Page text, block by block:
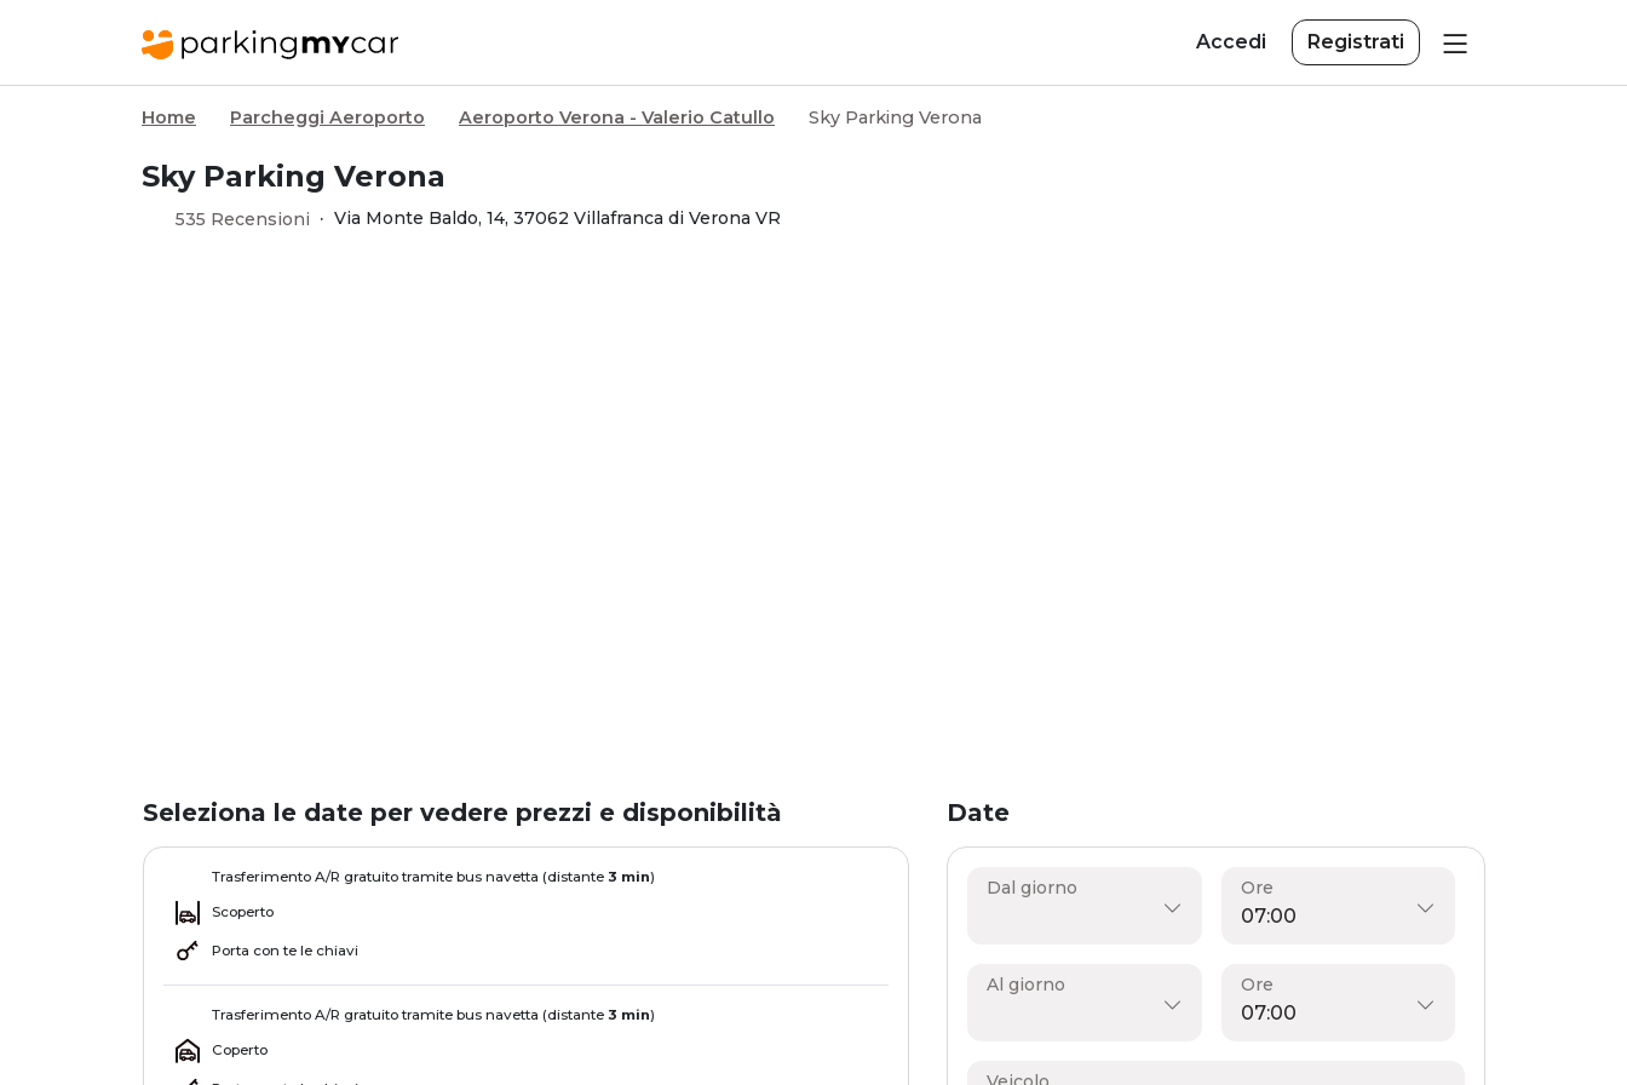
Accedi Registrati
Home Parcheggi Aeroporto Aeroporto Verona - Valerio Catullo Sky Parking Verona
Sky Parking Verona
535 Recensioni · Via Monte Baldo, 14, 37062 Villafranca di Verona VR
Date
Dal giorno Ore
Al giorno Ore
Seleziona le date per vedere prezzi e disponibilità
Trasferimento A/R gratuito tramite bus navetta (distante 3 min)
Scoperto
Porta con te le chiavi
Trasferimento A/R gratuito tramite bus navetta (distante 3 min)
Coperto